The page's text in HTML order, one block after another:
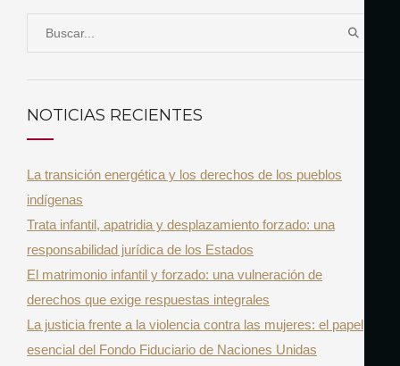
c
f
o
r
:
B
NOTICIAS RECIENTES
La transición energética y los derechos de los pueblos
indígenas
Trata infantil, apatridia y desplazamiento forzado: una
responsabilidad jurídica de los Estados
El matrimonio infantil y forzado: una vulneración de
derechos que exige respuestas integrales
La justicia frente a la violencia contra las mujeres: el papel
esencial del Fondo Fiduciario de Naciones Unidas